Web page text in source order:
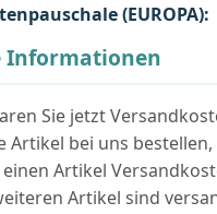
(EUROPA):
Informationen
Sie jetzt
Artikel bei uns bestellen,
Artikel
Artikel sind